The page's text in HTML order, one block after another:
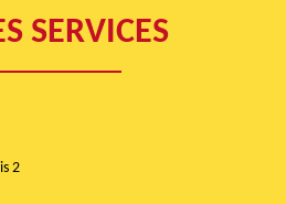
SERVICES
2